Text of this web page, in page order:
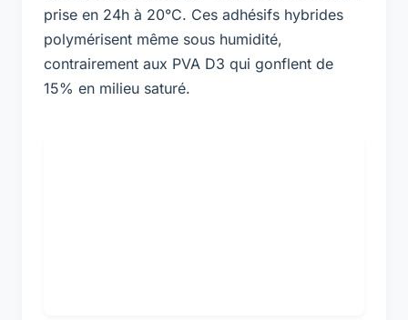
prise en 24h à 20°C. Ces adhésifs hybrides
polymérisent même sous humidité,
contrairement aux PVA D3 qui gonflent de
15% en milieu saturé.